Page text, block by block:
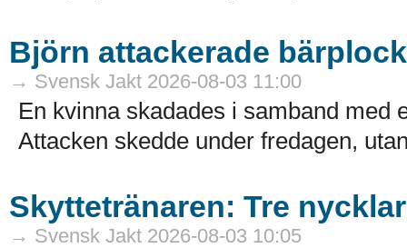
Björn attackerade
→ Svensk Jakt 2026-08-03 11:00
En kvinna skadades i samband med
Attacken skedde under fredagen,
Skyttetränaren: Tre
→ Svensk Jakt 2026-08-03 10:05